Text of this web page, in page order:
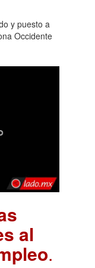
y puesto a
Occidente
al
.